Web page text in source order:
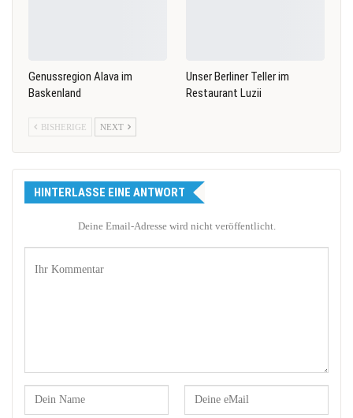
Genussregion Alava im
Baskenland
Unser Berliner Teller im
Restaurant Luzii
BISHERIGE NEXT
HINTERLASSE EINE ANTWORT
Deine Email-Adresse wird nicht veröffentlicht.